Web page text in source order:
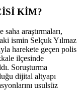
KİM?
araştırmaları,
ismin Selçuk Yılmaz
harekete geçen polis
ilçesinde
Soruşturma
dijital altyapı
usulsüz